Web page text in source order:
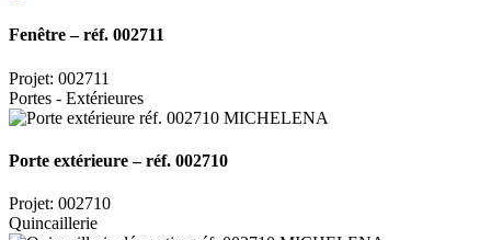
Fenêtre – réf. 002711
Projet: 002711
Portes - Extérieures
Porte extérieure – réf. 002710
Projet: 002710
Quincaillerie